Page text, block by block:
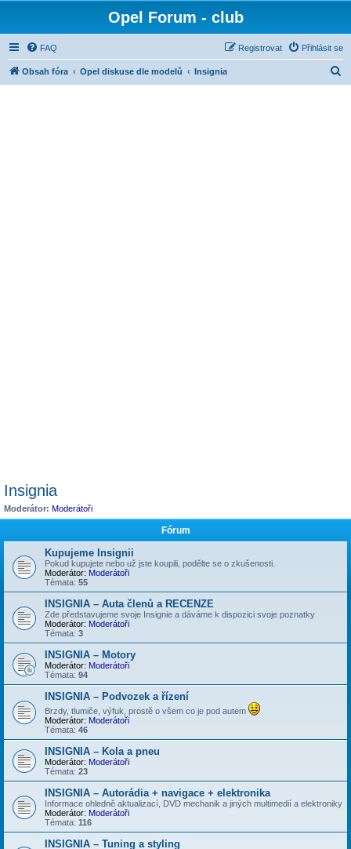
Opel Forum - club
FAQ Přihlásit se
Registrovat
Obsah fóra Opel diskuse dle modelů Insignia
Insignia
Moderátor: Moderátoři
Fórum
Kupujeme Insignii
Pokud kupujete nebo už jste koupili, podělte se o zkušenosti.
Moderátor: Moderátoři
Témata: 55
INSIGNIA – Auta členů a RECENZE
Zde představujeme svoje Insignie a dáváme k dispozici svoje poznatky
Moderátor: Moderátoři
Témata: 3
INSIGNIA – Motory
Moderátor: Moderátoři
Témata: 94
INSIGNIA – Podvozek a řízení
Brzdy, tlumiče, výfuk, prostě o všem co je pod autem
Moderátor: Moderátoři
Témata: 46
INSIGNIA – Kola a pneu
Moderátor: Moderátoři
Témata: 23
INSIGNIA – Autorádia + navigace + elektronika
Informace ohledně aktualizací, DVD mechanik a jiných multimedií a elektroniky
Moderátor: Moderátoři
Témata: 116
INSIGNIA – Tuning a styling